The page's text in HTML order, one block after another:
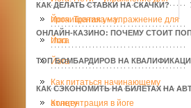
КАК ДЕЛАТЬ СТАВКИ НА СКАЧКИ?
ОНЛАЙН-КАЗИНО: ПОЧЕМУ СТОИТ
ТОП БОМБАРДИРОВ НА
КАК СЭКОНОМИТЬ НА БИЛЕТАХ НА
прочищения ума.
Йога. Тратака – упражнение для
глаз
Йога
Йога
Как питаться начинающему
атлету
Концентрация в йоге